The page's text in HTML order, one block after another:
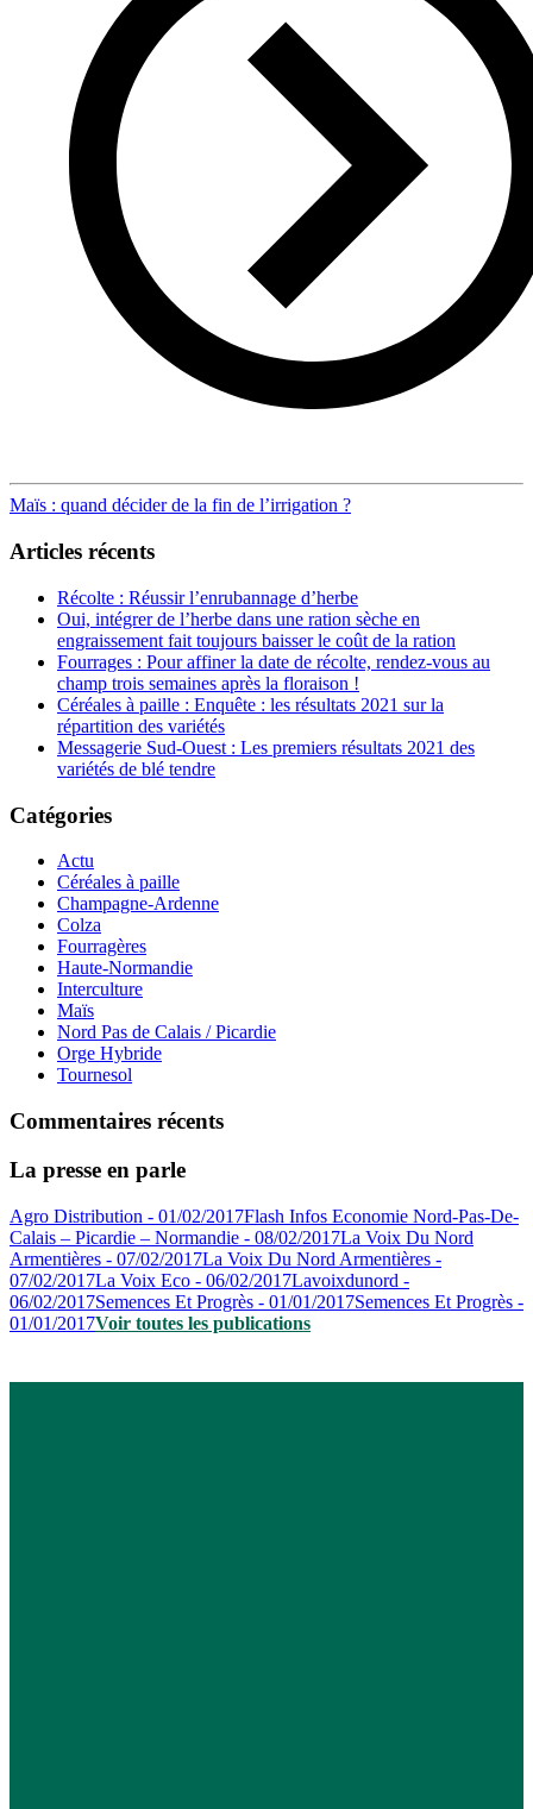
Post
navigation
Maïs : quand décider de la fin de l’irrigation ?
Articles récents
Récolte : Réussir l’enrubannage d’herbe
Oui, intégrer de l’herbe dans une ration sèche en
engraissement fait toujours baisser le coût de la ration
Fourrages : Pour affiner la date de récolte, rendez-vous au
champ trois semaines après la floraison !
Céréales à paille : Enquête : les résultats 2021 sur la
répartition des variétés
Messagerie Sud-Ouest : Les premiers résultats 2021 des
variétés de blé tendre
Catégories
Actu
Céréales à paille
Champagne-Ardenne
Colza
Fourragères
Haute-Normandie
Interculture
Maïs
Nord Pas de Calais / Picardie
Orge Hybride
Tournesol
Commentaires récents
La presse en parle
Agro Distribution - 01/02/2017Flash Infos Economie Nord-Pas-De-
Calais – Picardie – Normandie - 08/02/2017La Voix Du Nord
Armentières - 07/02/2017La Voix Du Nord Armentières -
07/02/2017La Voix Eco - 06/02/2017Lavoixdunord -
06/02/2017Semences Et Progrès - 01/01/2017Semences Et Progrès -
01/01/2017Voir toutes les publications